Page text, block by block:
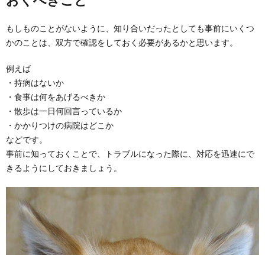
もしものことがないように、知り合いだったとしても事前にいくつ
かのことは、双方で確認をしておく必要があるかと思います。
例えば
・持病はないか
・食事は何をあげるべきか
・散歩は一日何回言っているか
・かかりつけの病院はどこか
などです。
事前に知っておくことで、トラブルになった際に、対応を迅速にで
きるようにしておきましょう。